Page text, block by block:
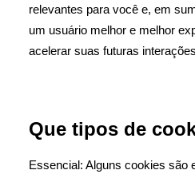
relevantes para você e, em
um usuário melhor e melhor
acelerar suas futuras
Que tipos de
Essencial: Alguns cookies são